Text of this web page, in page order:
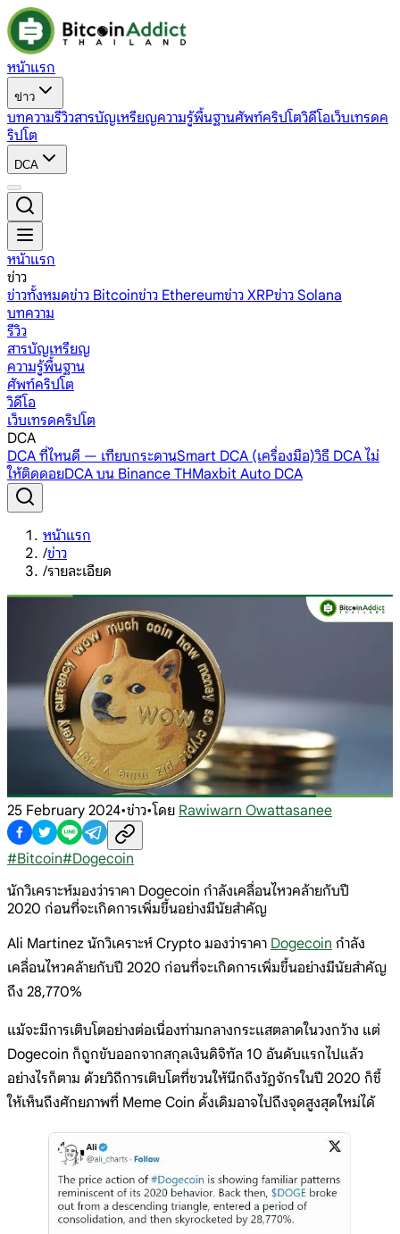
หน้าแรก
ข่าว
บทความรีวิวสารบัญเหรียญความรู้พื้นฐานศัพท์คริปโตวิดีโอเว็บเทรดค
ริปโต
DCA
หน้าแรก
ข่าว
ข่าวทั้งหมดข่าว Bitcoinข่าว Ethereumข่าว XRPข่าว Solana
บทความ
รีวิว
สารบัญเหรียญ
ความรู้พื้นฐาน
ศัพท์คริปโต
วิดีโอ
เว็บเทรดคริปโต
DCA
DCA ที่ไหนดี — เทียบกระดานSmart DCA (เครื่องมือ)วิธี DCA ไม่
ให้ติดดอยDCA บน Binance THMaxbit Auto DCA
หน้าแรก
/ข่าว
/รายละเอียด
25 February 2024•ข่าว•โดย Rawiwarn Owattasanee
#Bitcoin#Dogecoin
นักวิเคราะห์มองว่าราคา Dogecoin กำลังเคลื่อนไหวคล้ายกับปี
2020 ก่อนที่จะเกิดการเพิ่มขึ้นอย่างมีนัยสำคัญ
Ali Martinez นักวิเคราะห์ Crypto มองว่าราคา Dogecoin กำลัง
เคลื่อนไหวคล้ายกับปี 2020 ก่อนที่จะเกิดการเพิ่มขึ้นอย่างมีนัยสำคัญ
ถึง 28,770%
แม้จะมีการเติบโตอย่างต่อเนื่องท่ามกลางกระแสตลาดในวงกว้าง แต่
Dogecoin ก็ถูกขับออกจากสกุลเงินดิจิทัล 10 อันดับแรกไปแล้ว
อย่างไรก็ตาม ด้วยวิถีการเติบโตที่ชวนให้นึกถึงวัฏจักรในปี 2020 ก็ชี้
ให้เห็นถึงศักยภาพที่ Meme Coin ดั้งเดิมอาจไปถึงจุดสูงสุดใหม่ได้